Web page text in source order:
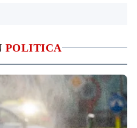
POLITICA